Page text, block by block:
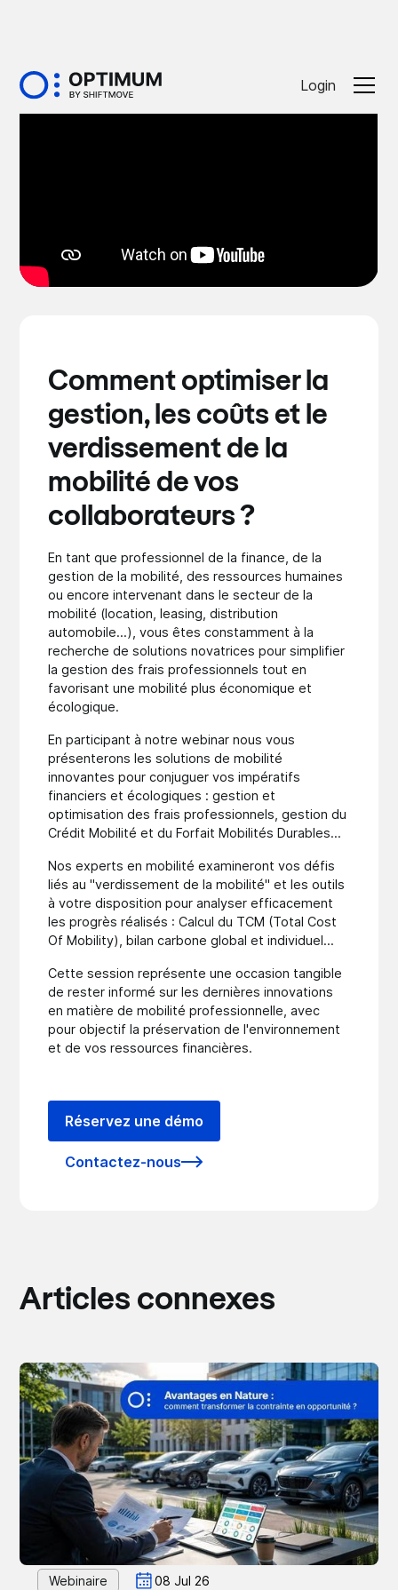
Login
Comment optimiser la
gestion, les coûts et le
verdissement de la
mobilité de vos
collaborateurs ?
En tant que professionnel de la finance, de la
gestion de la mobilité, des ressources humaines
ou encore intervenant dans le secteur de la
mobilité (location, leasing, distribution
automobile...), vous êtes constamment à la
recherche de solutions novatrices pour simplifier
la gestion des frais professionnels tout en
favorisant une mobilité plus économique et
écologique.
En participant à notre webinar nous vous
présenterons les solutions de mobilité
innovantes pour conjuguer vos impératifs
financiers et écologiques : gestion et
optimisation des frais professionnels, gestion du
Crédit Mobilité et du Forfait Mobilités Durables…
Nos experts en mobilité examineront vos défis
liés au "verdissement de la mobilité" et les outils
à votre disposition pour analyser efficacement
les progrès réalisés : Calcul du TCM (Total Cost
Of Mobility), bilan carbone global et individuel…
Cette session représente une occasion tangible
de rester informé sur les dernières innovations
en matière de mobilité professionnelle, avec
pour objectif la préservation de l'environnement
et de vos ressources financières.
Réservez une démo
Contactez-nous
Articles connexes
Webinaire 08 Jul 26